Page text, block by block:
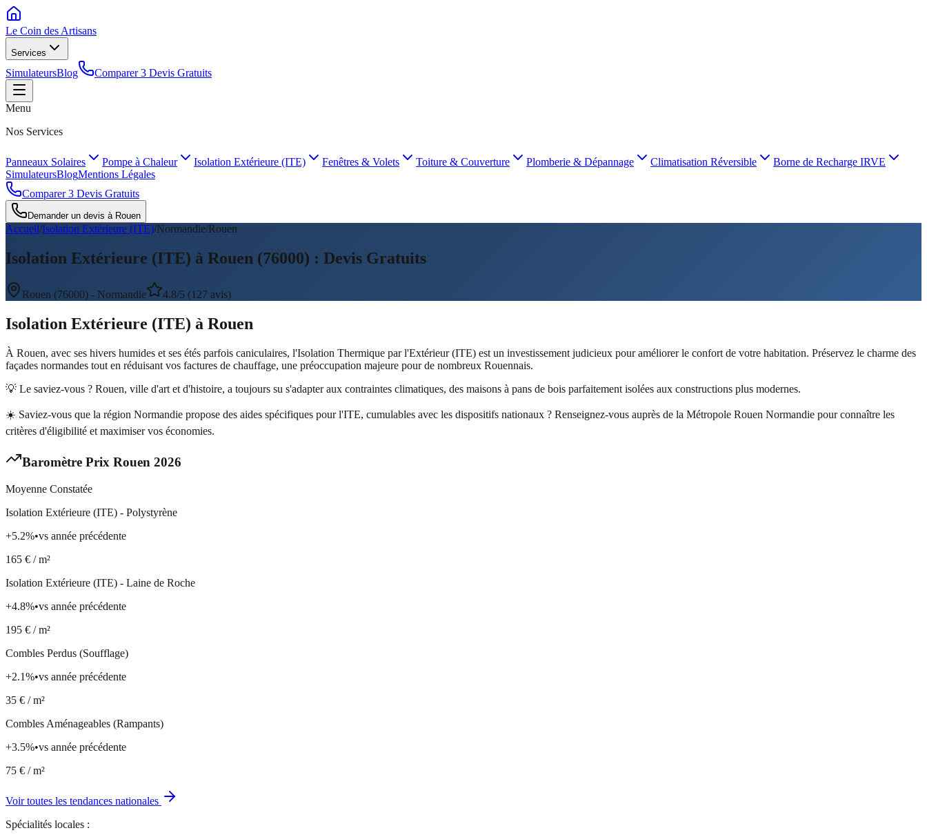
Le Coin des Artisans
Services
SimulateursBlog Comparer 3 Devis Gratuits
Menu
Nos Services
Panneaux Solaires Pompe à Chaleur Isolation Extérieure (ITE) Fenêtres & Volets Toiture & Couverture Plomberie & Dépannage Climatisation Réversible
Borne de Recharge IRVE
SimulateursBlogMentions Légales
Comparer 3 Devis Gratuits
Demander un devis à Rouen
Accueil/Isolation Extérieure (ITE)/Normandie/Rouen
Isolation Extérieure (ITE) à Rouen (76000) : Devis Gratuits
Rouen (76000) - Normandie 4.8/5 (127 avis)
Isolation Extérieure (ITE) à Rouen
À Rouen, avec ses hivers humides et ses étés parfois caniculaires, l'Isolation Thermique par l'Extérieur (ITE) est un investissement judicieux pour améliorer le confort de votre habitation. Préservez le charme des
façades normandes tout en réduisant vos factures de chauffage, une préoccupation majeure pour de nombreux Rouennais.
💡 Le saviez-vous ? Rouen, ville d'art et d'histoire, a toujours su s'adapter aux contraintes climatiques, des maisons à pans de bois parfaitement isolées aux constructions plus modernes.
☀️ Saviez-vous que la région Normandie propose des aides spécifiques pour l'ITE, cumulables avec les dispositifs nationaux ? Renseignez-vous auprès de la Métropole Rouen Normandie pour connaître les
critères d'éligibilité et maximiser vos économies.
Baromètre Prix Rouen 2026
Moyenne Constatée
Isolation Extérieure (ITE) - Polystyrène
+5.2%•vs année précédente
165 € / m²
Isolation Extérieure (ITE) - Laine de Roche
+4.8%•vs année précédente
195 € / m²
Combles Perdus (Soufflage)
+2.1%•vs année précédente
35 € / m²
Combles Aménageables (Rampants)
+3.5%•vs année précédente
75 € / m²
Voir toutes les tendances nationales
Spécialités locales :